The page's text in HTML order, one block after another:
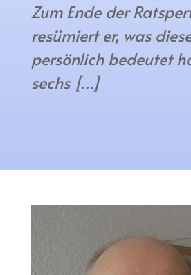
Zum Ende der
resümiert er, was
persönlich bedeutet
sechs […]